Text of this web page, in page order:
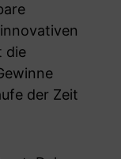
die
der Zeit